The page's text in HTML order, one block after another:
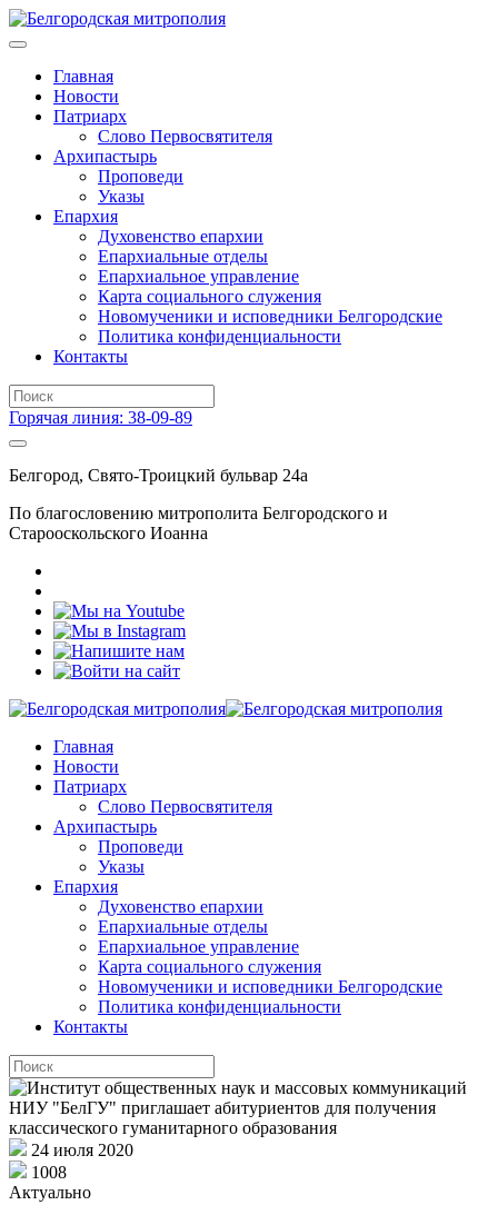
Главная
Новости
Патриарх
Слово Первосвятителя
Архипастырь
Проповеди
Указы
Епархия
Духовенство епархии
Епархиальные отделы
Епархиальное управление
Карта социального служения
Новомученики и исповедники Белгородские
Политика конфиденциальности
Контакты
Горячая линия: 38-09-89
Белгород, Свято-Троицкий бульвар 24а
По благословению митрополита Белгородского и
Старооскольского Иоанна
Главная
Новости
Патриарх
Слово Первосвятителя
Архипастырь
Проповеди
Указы
Епархия
Духовенство епархии
Епархиальные отделы
Епархиальное управление
Карта социального служения
Новомученики и исповедники Белгородские
Политика конфиденциальности
Контакты
24 июля 2020
1008
Актуально